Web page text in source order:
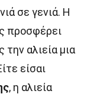
σε γενιά. Η
προσφέρει
αλιεία μια
είσαι
, η αλιεία